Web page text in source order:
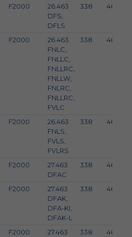
F2000
26.463
DFS,
DFLS
338 460
F2000
26.463
FNLC,
FNLLC,
FNLLRC,
FNLLW,
FNLRC,
FNLLRC,
FVLC
338 460
F2000
26.463
FNLS,
FVLS,
FVLRS
338 460
F2000
27.463
DFAC
338 460
F2000
27.463
DFAK,
DFA-KI,
DFAK-L
338 460
F2000
27.463
338 460